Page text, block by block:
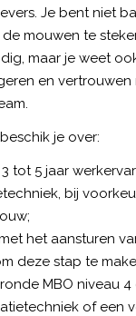
Je bent niet
mouwen te
maar je weet
en vertrouwen
je over:
tot 5 jaar
bij
het aansturen
deze stap te
MBO niveau
of een